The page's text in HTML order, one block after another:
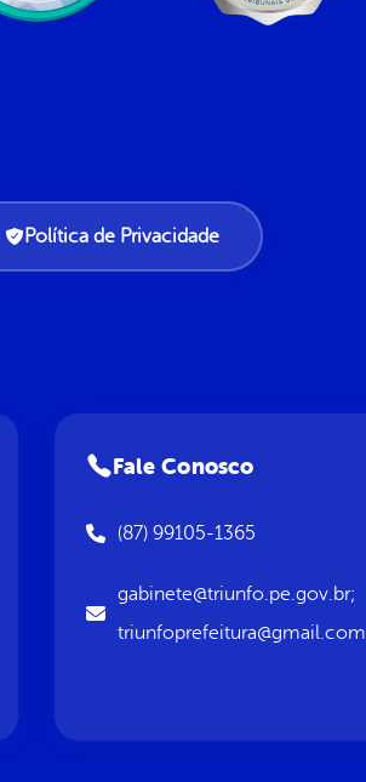
Política de Privacidade
Fale Conosco
(87) 99105-1365
gabinete@triunfo.pe.gov.br;
triunfoprefeitura@gmail.com